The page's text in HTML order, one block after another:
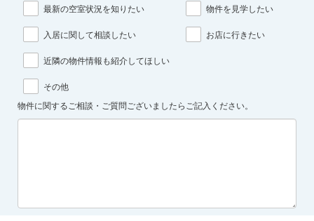
最新の空室状況を知りたい 物件を見学したい
入居に関して相談したい お店に行きたい
近隣の物件情報も紹介してほしい
その他
物件に関するご相談・ご質問ございましたらご記入ください。